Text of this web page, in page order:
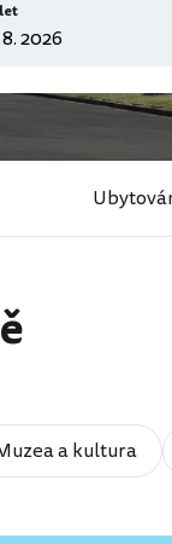
a kultura